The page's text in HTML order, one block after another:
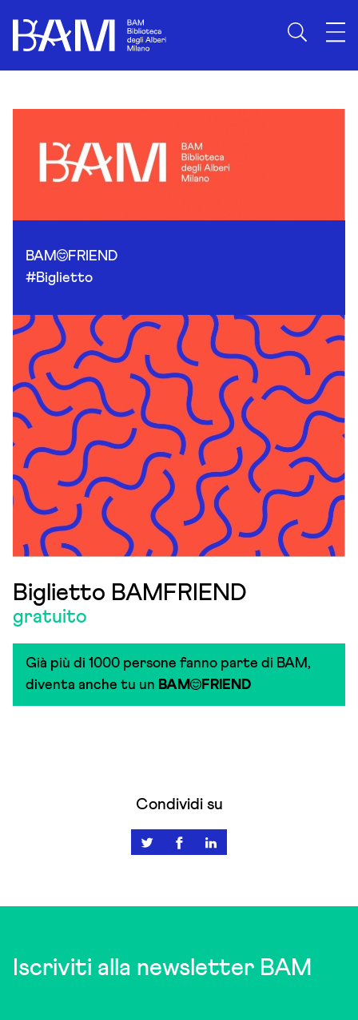
BAM
FRIEND
#Biglietto
Biglietto BAMFRIEND
gratuito
Già più di 1000 persone fanno parte di BAM,
diventa anche tu un BAM FRIEND
Condividi su
Iscriviti alla newsletter BAM